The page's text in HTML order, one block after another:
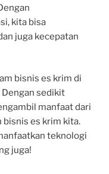
kita bisa
juga kecepatan
bisnis es krim di
Dengan sedikit
manfaat dari
es krim kita.
teknologi
juga!